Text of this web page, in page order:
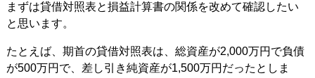
まずは貸借対照表と損益計算書の関係を改めて確認したい
と思います。
たとえば、期首の貸借対照表は、総資産が2,000万円で負債
が500万円で、差し引き純資産が1,500万円だったとしま